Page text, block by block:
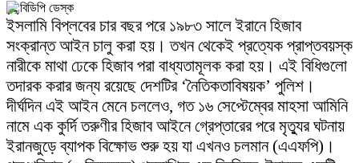
বিডিপি ডেস্ক
ইসলামি বিপ্লবের চার বছর পরে ১৯৮৩ সালে ইরানে হিজাব
সংক্রান্ত আইন চালু করা হয়। তখন থেকেই প্রত্যেক প্রাপ্তবয়স্ক
নারীকে মাথা ঢেকে হিজাব পরা বাধ্যতামূলক করা হয়। এই বিধিগুলো
তদারক করার জন্য রয়েছে দেশটির ‘নৈতিকতাবিষয়ক’ পুলিশ।
দীর্ঘদিন এই আইন মেনে চললেও, গত ১৬ সেপ্টেম্বের মাহসা আমিনি
নামে এক কুর্দি তরুণীর হিজাব আইনে গ্রেপ্তারের পরে মৃত্যুর ঘটনায়
ইরানজুড়ে ব্যাপক বিক্ষোভ শুরু হয় যা এখনও চলমান (এএফপি)।